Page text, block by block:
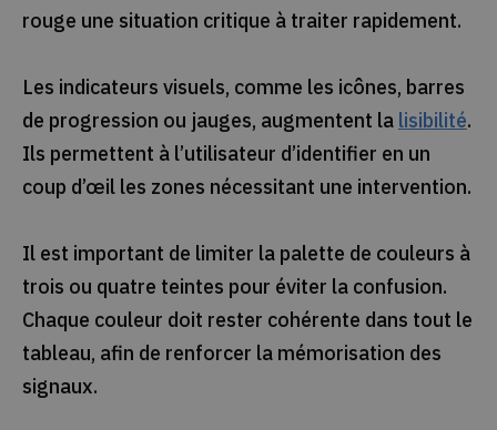
rouge une situation critique à traiter rapidement.
Les indicateurs visuels, comme les icônes, barres
de progression ou jauges, augmentent la lisibilité.
Ils permettent à l’utilisateur d’identifier en un
coup d’œil les zones nécessitant une intervention.
Il est important de limiter la palette de couleurs à
trois ou quatre teintes pour éviter la confusion.
Chaque couleur doit rester cohérente dans tout le
tableau, afin de renforcer la mémorisation des
signaux.